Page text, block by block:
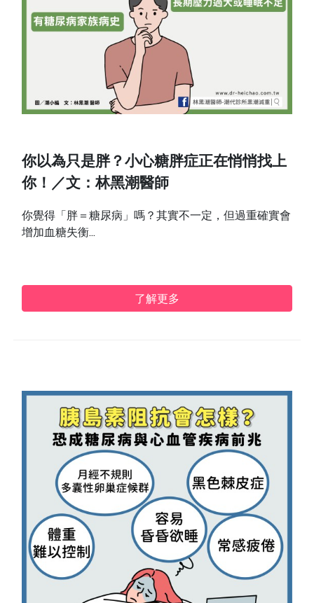
你以為只是胖？小心糖胖症正在悄悄找上
你！／文：林黑潮醫師
你覺得「胖＝糖尿病」嗎？其實不一定，但過重確實會
增加血糖失衡...
了解更多